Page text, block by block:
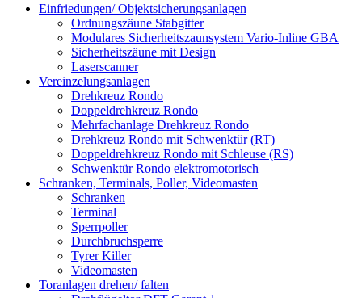
Einfriedungen/ Objektsicherungsanlagen
Ordnungszäune Stabgitter
Modulares Sicherheitszaunsystem Vario-Inline GBA
Sicherheitszäune mit Design
Laserscanner
Vereinzelungsanlagen
Drehkreuz Rondo
Doppeldrehkreuz Rondo
Mehrfachanlage Drehkreuz Rondo
Drehkreuz Rondo mit Schwenktür (RT)
Doppeldrehkreuz Rondo mit Schleuse (RS)
Schwenktür Rondo elektromotorisch
Schranken, Terminals, Poller, Videomasten
Schranken
Terminal
Sperrpoller
Durchbruchsperre
Tyrer Killer
Videomasten
Toranlagen drehen/ falten